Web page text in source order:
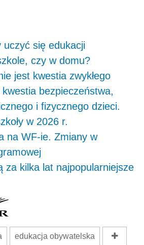
uczyć się edukacji
czy w domu?
jest kwestia zwykłego
bezpieczeństwa,
i fizycznego dzieci.
w 2026 r.
na WF-ie. Zmiany w
za kilka lat najpopularniejsze
edukacja obywatelska